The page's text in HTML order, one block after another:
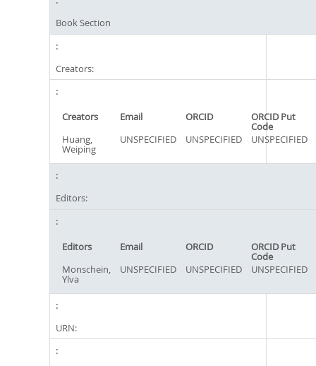
Book Section
Creators:
Creators Email ORCID ORCID Put
Code
Huang,
Weiping
UNSPECIFIED UNSPECIFIED UNSPECIFIED
Editors:
Editors Email ORCID ORCID Put
Code
Monschein,
Ylva
UNSPECIFIED UNSPECIFIED UNSPECIFIED
URN: